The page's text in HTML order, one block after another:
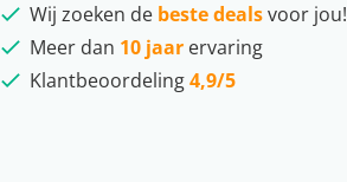
Wij zoeken de beste dealsvoor jou!
Meer dan 10 jaarervaring
Klantbeoordeling4,9/5